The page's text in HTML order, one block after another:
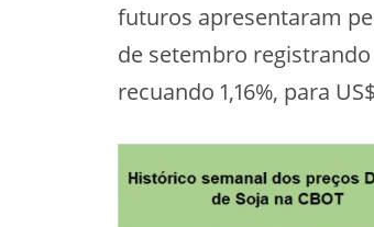
futuros apresentaram
de setembro registrando
recuando 1,16%, para